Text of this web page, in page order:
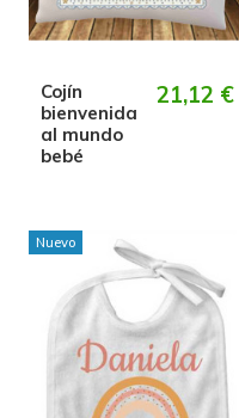
Cojín
bienvenida
al mundo
bebé
21,12 €
Nuevo